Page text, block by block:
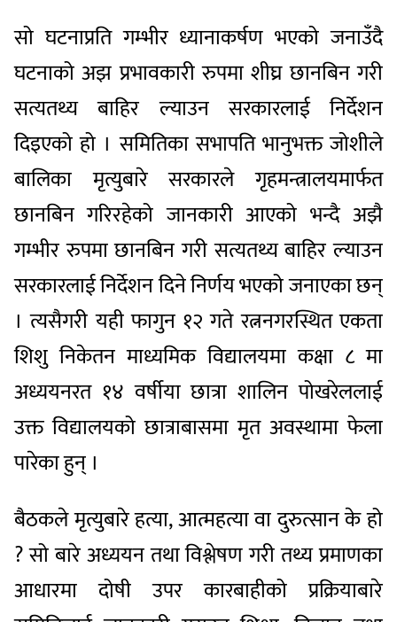
सो घटनाप्रति गम्भीर ध्यानाकर्षण भएको जनाउँदै
घटनाको अझ प्रभावकारी रुपमा शीघ्र छानबिन गरी
सत्यतथ्य बाहिर ल्याउन सरकारलाई निर्देशन
दिइएको हो । समितिका सभापति भानुभक्त जोशीले
बालिका मृत्युबारे सरकारले गृहमन्त्रालयमार्फत
छानबिन गरिरहेको जानकारी आएको भन्दै अझै
गम्भीर रुपमा छानबिन गरी सत्यतथ्य बाहिर ल्याउन
सरकारलाई निर्देशन दिने निर्णय भएको जनाएका छन्
। त्यसैगरी यही फागुन १२ गते रत्ननगरस्थित एकता
शिशु निकेतन माध्यमिक विद्यालयमा कक्षा ८ मा
अध्ययनरत १४ वर्षीया छात्रा शालिन पोखरेललाई
उक्त विद्यालयको छात्राबासमा मृत अवस्थामा फेला
पारेका हुन् ।
बैठकले मृत्युबारे हत्या, आत्महत्या वा दुरुत्सान के हो
? सो बारे अध्ययन तथा विश्लेषण गरी तथ्य प्रमाणका
आधारमा दोषी उपर कारबाहीको प्रक्रियाबारे